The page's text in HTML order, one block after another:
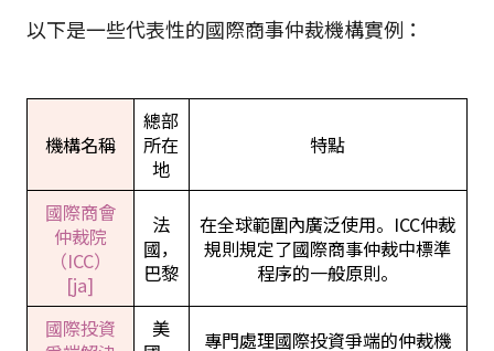
以下是一些代表性的國際商事仲裁機構實例：
機構名稱
總部
所在
地
特點
國際商會
仲裁院
（ICC）
[ja]
法
國，
巴黎
在全球範圍內廣泛使用。ICC仲裁
規則規定了國際商事仲裁中標準
程序的一般原則。
國際投資
美
專門處理國際投資爭端的仲裁機